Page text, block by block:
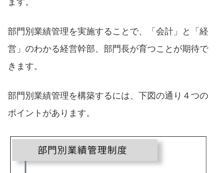
部門別業績管理を実施することで、「会計」と「経
営」のわかる経営幹部、部門長が育つことが期待で
きます。
部門別業績管理を構築するには、下図の通り４つの
ポイントがあります。